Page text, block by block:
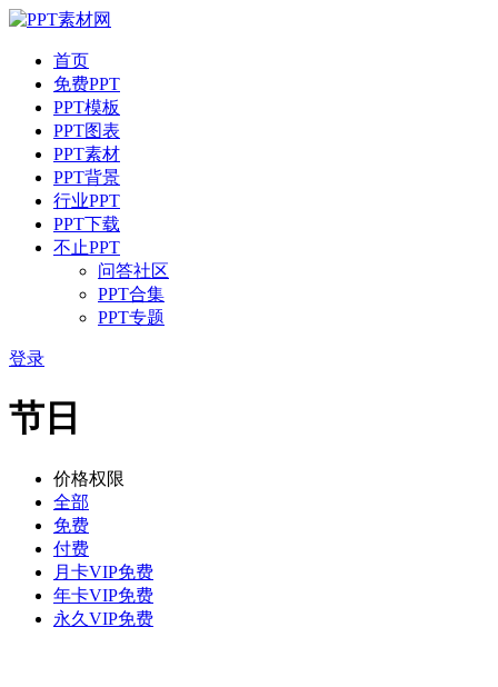
首页
免费PPT
PPT模板
PPT图表
PPT素材
PPT背景
行业PPT
PPT下载
不止PPT
问答社区
PPT合集
PPT专题
登录
节日
价格权限
全部
免费
付费
月卡VIP免费
年卡VIP免费
永久VIP免费